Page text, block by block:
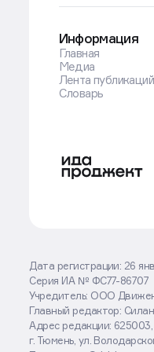
Информация
Главная
Медиа
Лента публикаций
Словарь
Дата регистрации: 26
Серия ИА № ФС77-86707
Учредитель: ООО
Главный редактор:
Адрес редакции: 625003,
г. Тюмень, ул.
Оставаясь на сайте,
с использованием
Хорошо